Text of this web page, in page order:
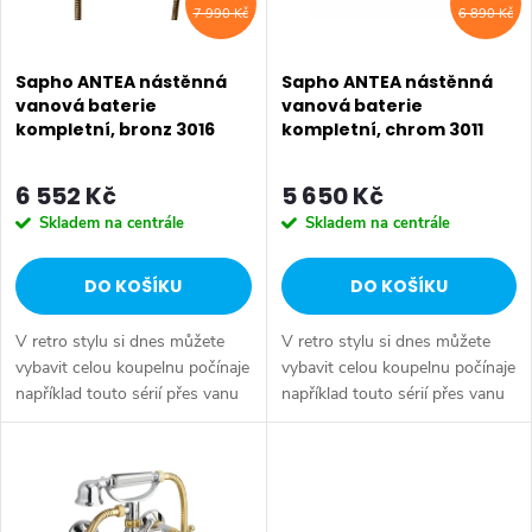
p
r
o
d
u
k
t
ů
p
r
o
d
u
k
t
7 990 Kč
Sapho ANTEA nástěnná
vanová baterie
kompletní, bronz 3016
6 552 Kč
Skladem na centrále
DO KOŠÍKU
V retro stylu si dnes můžete
vybavit celou koupelnu počínaje
například touto sérií přes vanu
Retro, doplňky Diamond až po
Dojem starší patiny může...
6 890 Kč
Sapho ANTEA nástěnná
vanová baterie
kompletní, chrom 3011
5 650 Kč
Skladem na centrále
DO KOŠÍKU
V retro stylu si dnes můžete
vybavit celou koupelnu počínaje
například touto sérií přes vanu
Retro, doplňky Diamond až po